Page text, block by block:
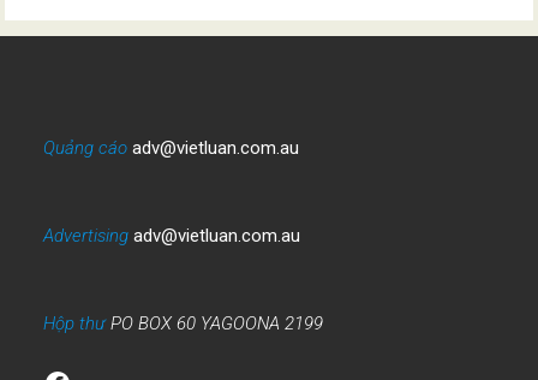
Quảng cáo adv@vietluan.com.au
Advertising adv@vietluan.com.au
Hộp thưPO BOX 60 YAGOONA 2199